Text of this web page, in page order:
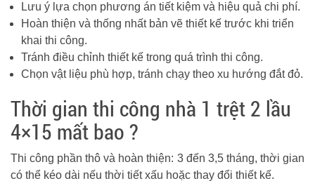
Lưu ý lựa chọn phương án tiết kiệm và hiệu quả chi phí.
Hoàn thiện và thống nhất bản vẽ thiết kế trước khi triển
khai thi công.
Tránh điều chỉnh thiết kế trong quá trình thi công.
Chọn vật liệu phù hợp, tránh chạy theo xu hướng đắt đỏ.
Thời gian thi công nhà 1 trệt 2 lầu
4×15 mất bao ?
Thi công phần thô và hoàn thiện: 3 đến 3,5 tháng, thời gian
có thể kéo dài nếu thời tiết xấu hoặc thay đổi thiết kế.